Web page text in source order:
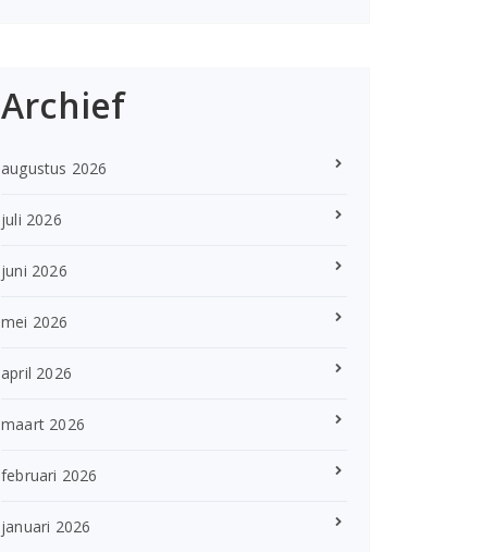
Archief
augustus 2026
juli 2026
juni 2026
mei 2026
april 2026
maart 2026
februari 2026
januari 2026